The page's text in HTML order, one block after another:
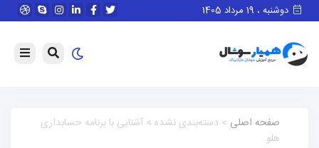
دوشنبه ، 19 مرداد 1405
صفحه اصلی > دسته‌بندی نشده > آشنایی با برنامه حسابداری
هلو